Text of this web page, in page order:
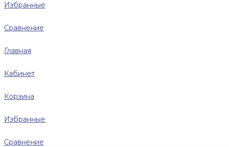
Избранные
Сравнение
Главная
Кабинет
Корзина
Избранные
Сравнение